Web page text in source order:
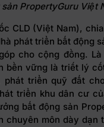
PropertyGuru Việt
CLD (Việt Nam),
phát triển bất động
cho cộng đồng.
bền vững là triết lý
triển quỹ đất
triển khu dân cư
bất động sản
chuyên môn dày